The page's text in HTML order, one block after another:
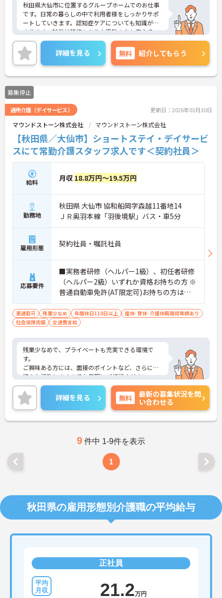
秋田県大仙市に位置するグループホームでのお仕事
です。日常の暮らしの中で利用者様をしっかりサポ
ートしていきます。認知症ケアについても知識が深
まります。就業前研修もあり未経験の方も安心で
す。充実した手当も魅力です。ご興味のある方に
は、面接対策ポイントなど、さらに詳細をお話しい
たしますのでお気軽にご相談ください！
詳細を見る 無料 紹介してもらう
募集停止
通所介護（デイサービス） 更新日：2026年03月30日
マウンドストーン株式会社 マウンドストーン株式会社
【秋田県／大仙市】ショートステイ・デイサービ
スにて常勤介護スタッフ求人です＜契約社員＞
給料 月収 18.8万円～19.5万円
勤務地
秋田県 大仙市 協和船岡字森越11番地14
ＪＲ奥羽本線「羽後境駅」バス・車5分
雇用形態 契約社員・嘱託社員
応募要件
■実務者研修（ヘルパー1級）、初任者研修
（ヘルパー2級）いずれか資格お持ちの方 ※
普通自動車免許(AT限定可)お持ちの方は尚
良し
車通勤可 残業少なめ 年間休日110日以上
産休･育休･介護休暇取得実績あり
社会保険完備
交通費支給
残業少なめで、プライベートも充実できる環境で
す。
ご興味ある方には、面接のポイントなど、さらに詳
細をお話致しますのでお気軽にご相談ください
詳細を見る 無料
最新の募集状況を問
い合わせる
9 件中 1-9件を表示
1
秋田県の雇用形態別介護職の平均給与
正社員
21.2万円